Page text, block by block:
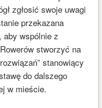
zgłosić swoje uwagi
przekazana
aby wspólnie z
stworzyć na
stanowiący
do dalszego
w mieście.